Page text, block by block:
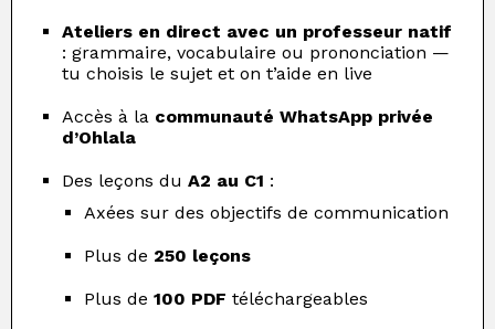
Ateliers en direct avec un professeur natif
: grammaire, vocabulaire ou prononciation —
tu choisis le sujet et on t’aide en live
Accès à la communauté WhatsApp privée
d’Ohlala
Des leçons du A2 au C1 :
Axées sur des objectifs de communication
Plus de 250 leçons
Plus de 100 PDF téléchargeables